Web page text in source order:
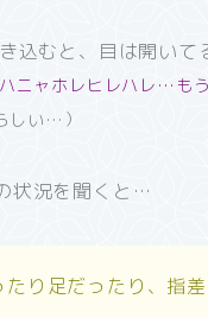
込むと、目は開いて
ハニャホレヒレハレ…も
しい…）
状況を聞くと…
り足だったり、指